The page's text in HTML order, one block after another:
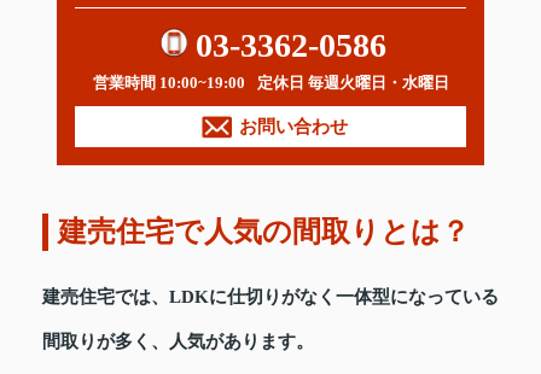
03-3362-0586
営業時間 10:00~19:00 定休日 毎週火曜日・水曜日
お問い合わせ
建売住宅で人気の間取りとは？
建売住宅では、LDKに仕切りがなく一体型になっている
間取りが多く、人気があります。